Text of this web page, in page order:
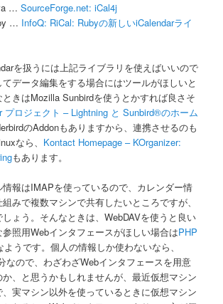
… SourceForge.net: iCal4j
… InfoQ: RiCal: Rubyの新しいiCalendarライ
を扱うには上記ライブラリを使えばいいので
データ編集をする場合にはツールがほしいと
ときはMozilla Sunbirdを使うとかすれば良さそ
プロジェクト – Lightning と Sunbird®のホーム
のAddonもありますから、連携させるのも
なら、 Kontact Homepage – KOrganizer:
もあります。
情報はIMAPを使っているので、カレンダー情
みで複数マシンで共有したいところですが、
ょう。そんなときは、WebDAVを使うと良い
照用Webインタフェースがほしい場合はPHP
ようです。個人の情報しか使わないなら、
なので、わざわざWebインタフェースを用意
、と思うかもしれませんが、最近仮想マシン
実マシン以外を使っているときに仮想マシン